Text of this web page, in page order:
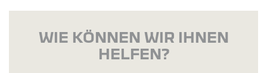
WIE KÖNNEN WIR IHNEN
HELFEN?